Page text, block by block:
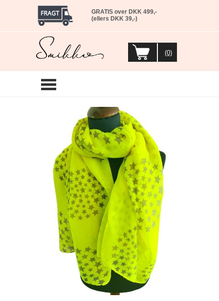
GRATIS over DKK 499,-
(ellers DKK 39,-)
(0)